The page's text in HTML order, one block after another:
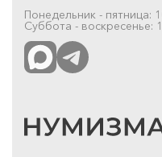
Понедельник - пятница:
Суббота - воскресенье: